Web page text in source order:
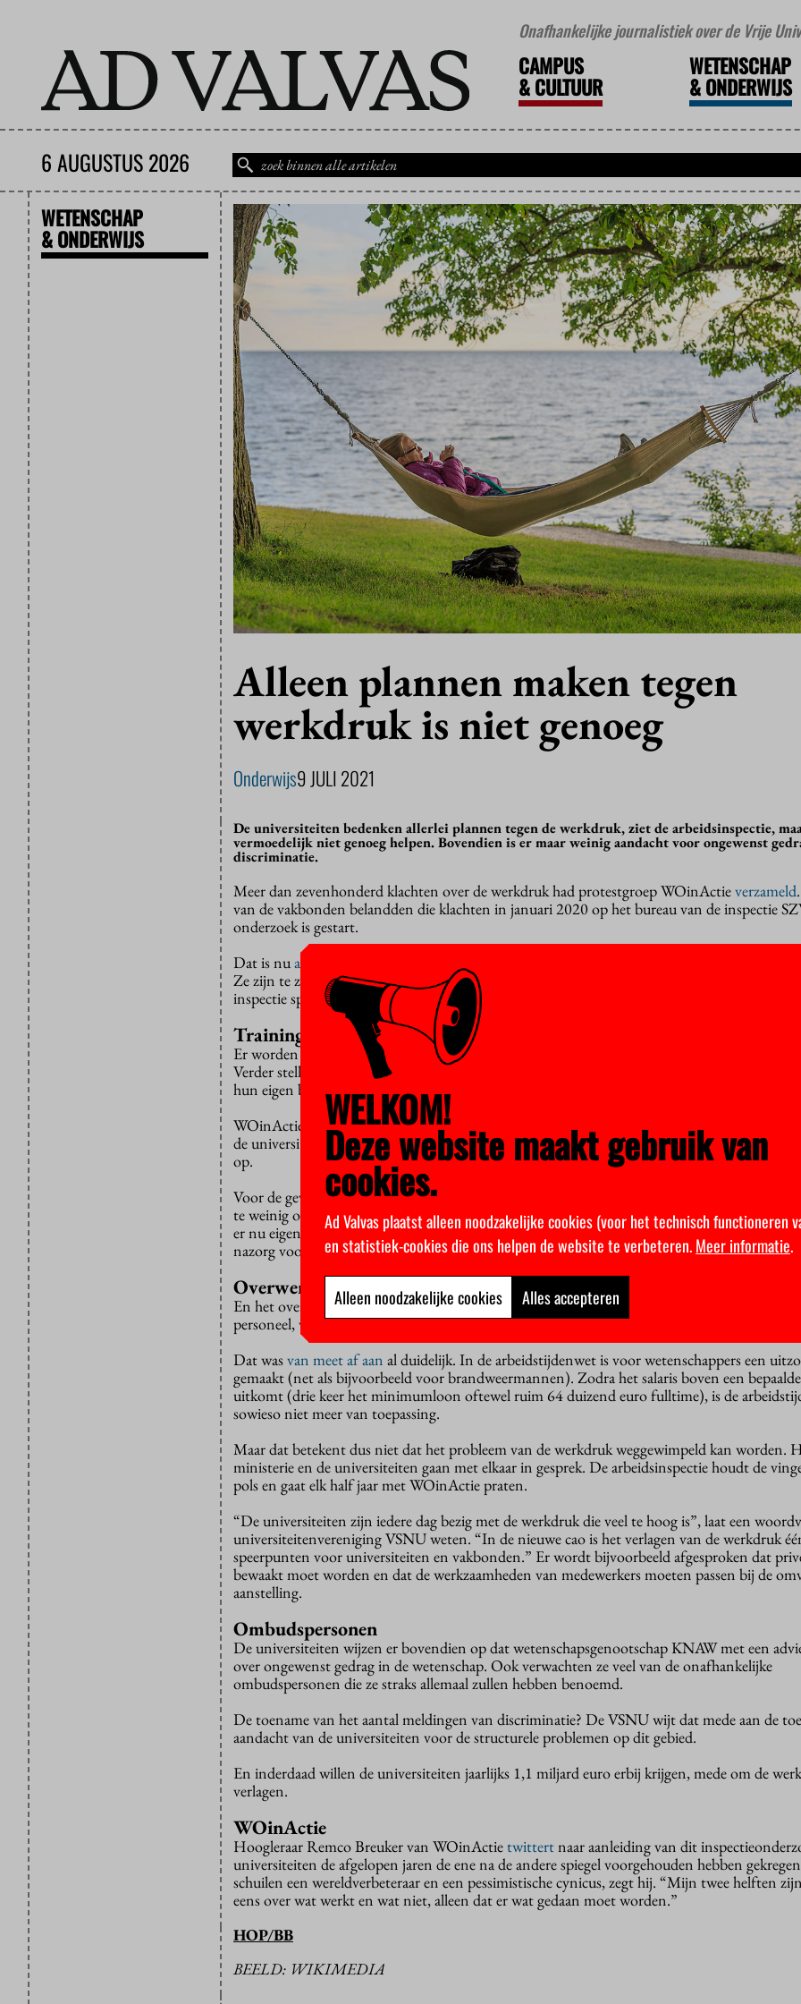
Onafhankelijke journalistiek over de Vrije
CAMPUS
&CULTUUR
WETENSCHAP
&ONDERWIJS
6 AUGUSTUS 2026
WETENSCHAP
& ONDERWIJS
Alleen plannen maken tegen
werkdruk is niet genoeg
Onderwijs9 JULI 2021
De universiteiten bedenken allerlei plannen tegen de werkdruk, ziet de arbeidsinspectie,
vermoedelijk niet genoeg helpen. Bovendien is er maar weinig aandacht voor ongewenst
discriminatie.
Meer dan zevenhonderd klachten over de werkdruk had protestgroep WOinActieverzameld
van de vakbonden belandden die klachten in januari 2020 op het bureau van de inspectie
onderzoek is gestart.
Dat is nu afgerond
Ze zijn te zeer gericht op het individu, terwijl de bron van de problemen niet wordt
inspectie spreekt van een risico op ‘symptoombestrijding’.
Trainingen
Er worden bijvoorbeeld werkdruktrainingen aangeboden, terwijl het effect daarvan niet
Verder stellen de universiteiten dat onderfinanciering één van de oorzaken voor de werkdruk
hun eigen beleid buiten schot houden.
WOinActie ziet bijvoorbeeld een disbalans in de waardering van onderwijs en onderzoek.
de universiteiten iets aan doen, maar in hun plannen reflecteren ze daar volgens de Inspectie
op.
Voor de gevolgen van discriminatie en ongewenst gedrag op de werkvloer hebben de
te weinig oog. Ze reageren vooral op incidenten. Het is bij sommige universiteiten niet eens
er nu eigenlijk verantwoordelijk is voor de afhandeling van meldingen en signalen.
nazorg voor de slachtoffers niet goed genoeg geregeld.
Overwerk
En het overwerk? Daar begonnen de klachten eigenlijk mee. De universiteiten plegen
personeel, was de klacht van WOinActie. Maar aan het overwerk kan de inspectie niet veel
Dat wasvan meet af aan al duidelijk. In de arbeidstijdenwet is voor wetenschappers een
gemaakt (net als bijvoorbeeld voor brandweermannen). Zodra het salaris boven een
uitkomt (drie keer het minimumloon oftewel ruim 64 duizend euro fulltime), is de
sowieso niet meer van toepassing.
Maar dat betekent dus niet dat het probleem van de werkdruk weggewimpeld kan worden.
ministerie en de universiteiten gaan met elkaar in gesprek. De arbeidsinspectie houdt de
pols en gaat elk half jaar met WOinActie praten.
“De universiteiten zijn iedere dag bezig met de werkdruk die veel te hoog is”, laat een
universiteitenvereniging VSNU weten. “In de nieuwe cao is het verlagen van de werkdruk
speerpunten voor universiteiten en vakbonden.” Er wordt bijvoorbeeld afgesproken dat
bewaakt moet worden en dat de werkzaamheden van medewerkers moeten passen bij de
aanstelling.
Ombudspersonen
De universiteiten wijzen er bovendien op dat wetenschapsgenootschap KNAW met een
over ongewenst gedrag in de wetenschap. Ook verwachten ze veel van de onafhankelijke
ombudspersonen die ze straks allemaal zullen hebben benoemd.
De toename van het aantal meldingen van discriminatie? De VSNU wijt dat mede aan de
aandacht van de universiteiten voor de structurele problemen op dit gebied.
En inderdaad willen de universiteiten jaarlijks 1,1 miljard euro erbij krijgen, mede om de
verlagen.
WOinActie
Hoogleraar Remco Breuker van WOinActietwittert naar aanleiding van dit
universiteiten de afgelopen jaren de ene na de andere spiegel voorgehouden hebben
schuilen een wereldverbeteraar en een pessimistische cynicus, zegt hij. “Mijn twee helften
eens over wat werkt en wat niet, alleen dat er wat gedaan moet worden.”
HOP/BB
BEELD: WIKIMEDIA
WELKOM!
Deze website maakt gebruik van
cookies.
Ad Valvas plaatst alleen noodzakelijke cookies (voor het technisch functioneren
en statistiek-cookies die ons helpen de website te verbeteren.Meer informatie.
Alleen noodzakelijke cookies Alles accepteren